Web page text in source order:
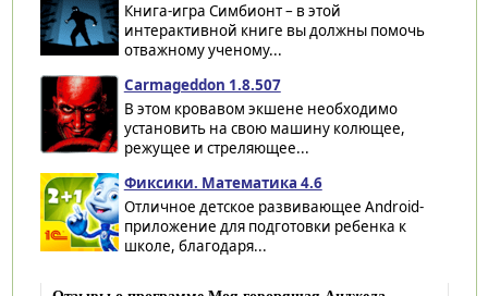
Книга-игра Симбионт – в этой
интерактивной книге вы должны помочь
отважному ученому...
Carmageddon 1.8.507
В этом кровавом экшене необходимо
установить на свою машину колющее,
режущее и стреляющее...
Фиксики. Математика 4.6
Отличное детское развивающее Android-
приложение для подготовки ребенка к
школе, благодаря...